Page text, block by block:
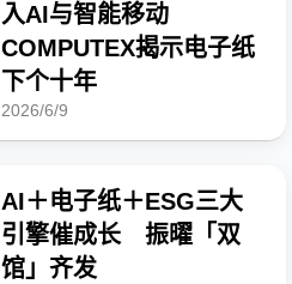
入AI与智能移动
COMPUTEX揭示电子纸
下个十年
2026/6/9
AI＋电子纸＋ESG三大
引擎催成长 振曜「双
馆」齐发